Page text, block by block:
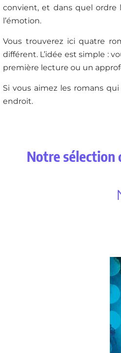
convient, et dans quel ordre
l’émotion.
Vous trouverez ici quatre
différent. L’idée est simple :
première lecture ou un
Si vous aimez les romans
endroit.
Notre sélection